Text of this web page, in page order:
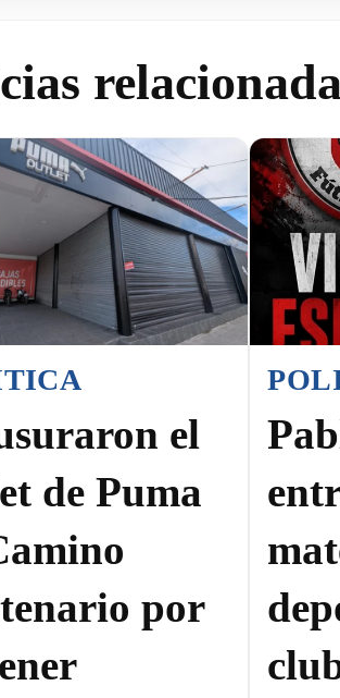
el
de Puma
por